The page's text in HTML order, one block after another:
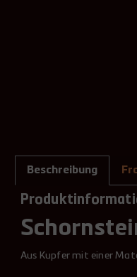
Beschreibung
Aus Kupfer mit einer